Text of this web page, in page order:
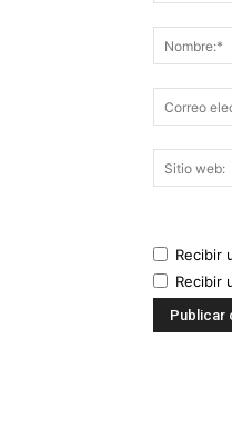
Recibir
Recibir